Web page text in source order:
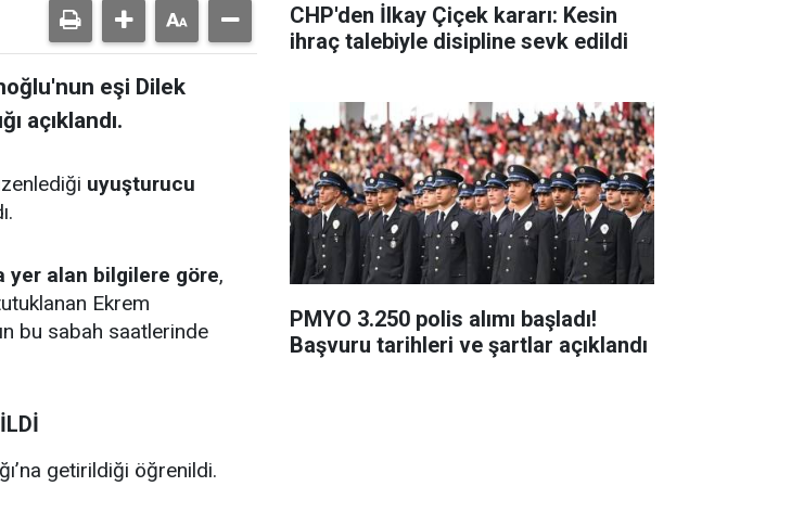
eşi Dilek
açıklandı.
uyuşturucu
yer alan bilgilere göre,
Ekrem
bu sabah saatlerinde
getirildiği öğrenildi.
CHP'den İlkay Çiçek kararı: Kesin
ihraç talebiyle disipline sevk edildi
PMYO 3.250 polis alımı başladı!
Başvuru tarihleri ve şartlar açıklandı